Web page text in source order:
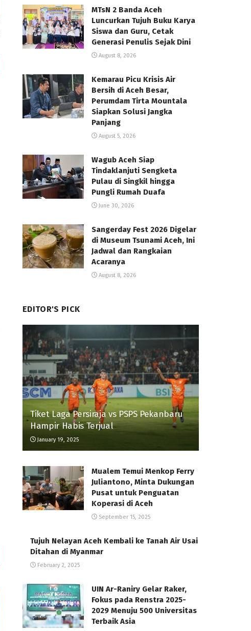
MTsN 2 Banda Aceh
Luncurkan Tujuh Buku Karya
Siswa dan Guru, Cetak
Generasi Penulis Sejak Dini
August 8, 2026
Kemarau Picu Krisis Air
Bersih di Aceh Besar,
Perumdam Tirta Mountala
Siapkan Solusi Jangka
Panjang
August 5, 2026
Wagub Aceh Siap
Tindaklanjuti Sengketa
Pulau di Singkil hingga
Pungli Rumah Duafa
June 30, 2026
Sangerday Fest 2026 Digelar
di Museum Tsunami Aceh, Ini
Jadwal dan Rangkaian
Acaranya
August 8, 2026
EDITOR'S PICK
Tiket Laga Persiraja vs PSPS Pekanbaru
Hampir Habis Terjual
January 19, 2025
Mualem Temui Menkop Ferry
Juliantono, Minta Dukungan
Pusat untuk Penguatan
Koperasi di Aceh
September 15, 2025
Tujuh Nelayan Aceh Kembali ke Tanah Air Usai
Ditahan di Myanmar
February 2, 2025
UIN Ar-Raniry Gelar Raker,
Fokus pada Renstra 2025-
2029 Menuju 500 Universitas
Terbaik Asia